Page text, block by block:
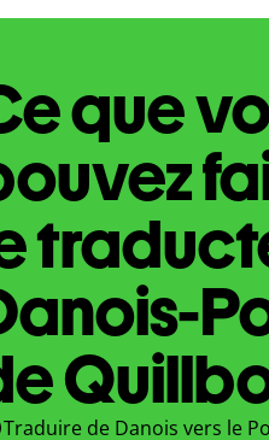
que
Traduire de Danois vers le